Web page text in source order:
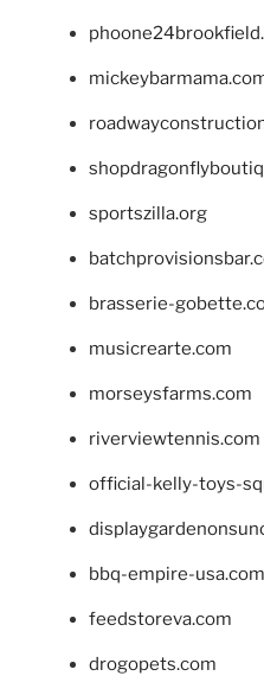
sportszilla.org
brasserie-
musicrearte.com
morseysfarms.com
riverviewtennis.com
official-kelly-toys-
bbq-empire-usa.com
feedstoreva.com
drogopets.com